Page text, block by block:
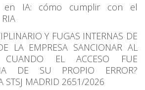
en IA: cómo cumplir con el
Y FUGAS INTERNAS DE
LA EMPRESA SANCIONAR AL
CUANDO EL ACCESO FUE
DE SU PROPIO ERROR?
STSJ MADRID 2651/2026